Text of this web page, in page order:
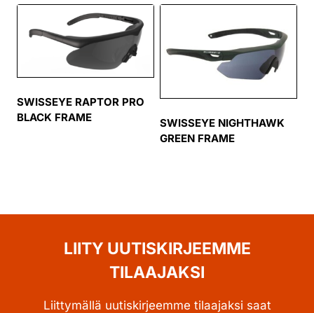
SWISSEYE RAPTOR PRO
BLACK FRAME
SWISSEYE NIGHTHAWK
GREEN FRAME
LIITY UUTISKIRJEEMME
TILAAJAKSI
Liittymällä uutiskirjeemme tilaajaksi saat